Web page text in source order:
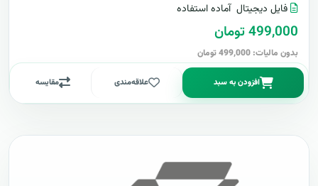
فایل دیجیتال آماده استفاده
499,000 تومان
بدون مالیات: 499,000 تومان
افزودن به سبد علاقه‌مندی مقایسه